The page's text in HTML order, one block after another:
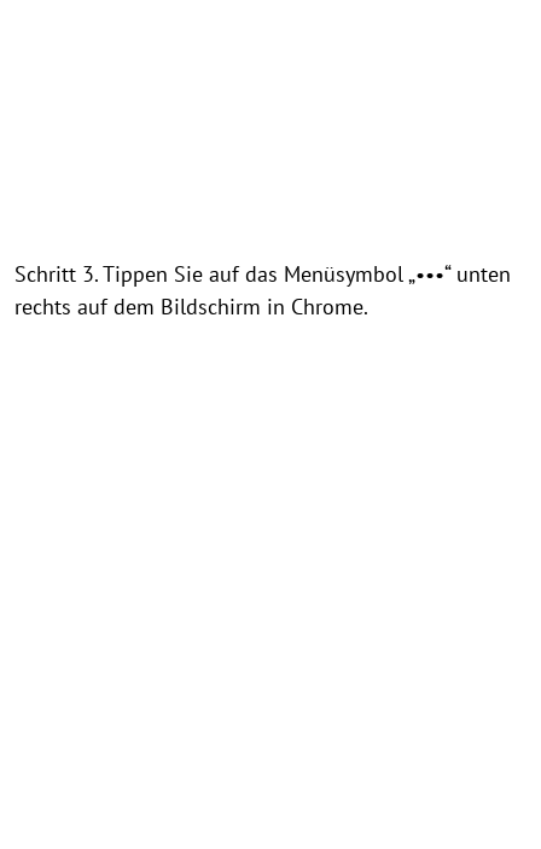
Schritt 3. Tippen Sie auf das Menüsymbol „•••“ unten
rechts auf dem Bildschirm in Chrome.